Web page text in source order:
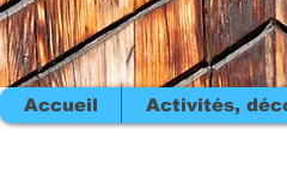
Accueil Activités,